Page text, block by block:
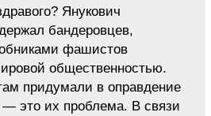
Янукович
бандеровцев,
фашистов
общественностью.
придумали в оправдение
— это их проблема. В связи